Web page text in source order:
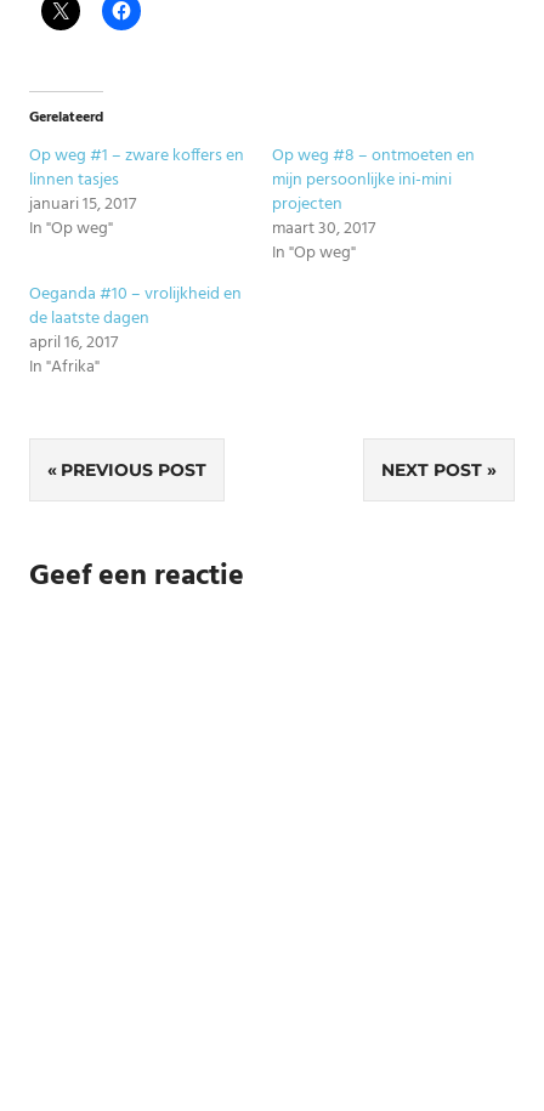
Gerelateerd
Op weg #1 – zware koffers en
linnen tasjes
januari 15, 2017
In "Op weg"
Op weg #8 – ontmoeten en
mijn persoonlijke ini-mini
projecten
maart 30, 2017
In "Op weg"
Oeganda #10 – vrolijkheid en
de laatste dagen
april 16, 2017
In "Afrika"
Bericht
navigatie
PREVIOUS POST NEXT POST
Geef een reactie